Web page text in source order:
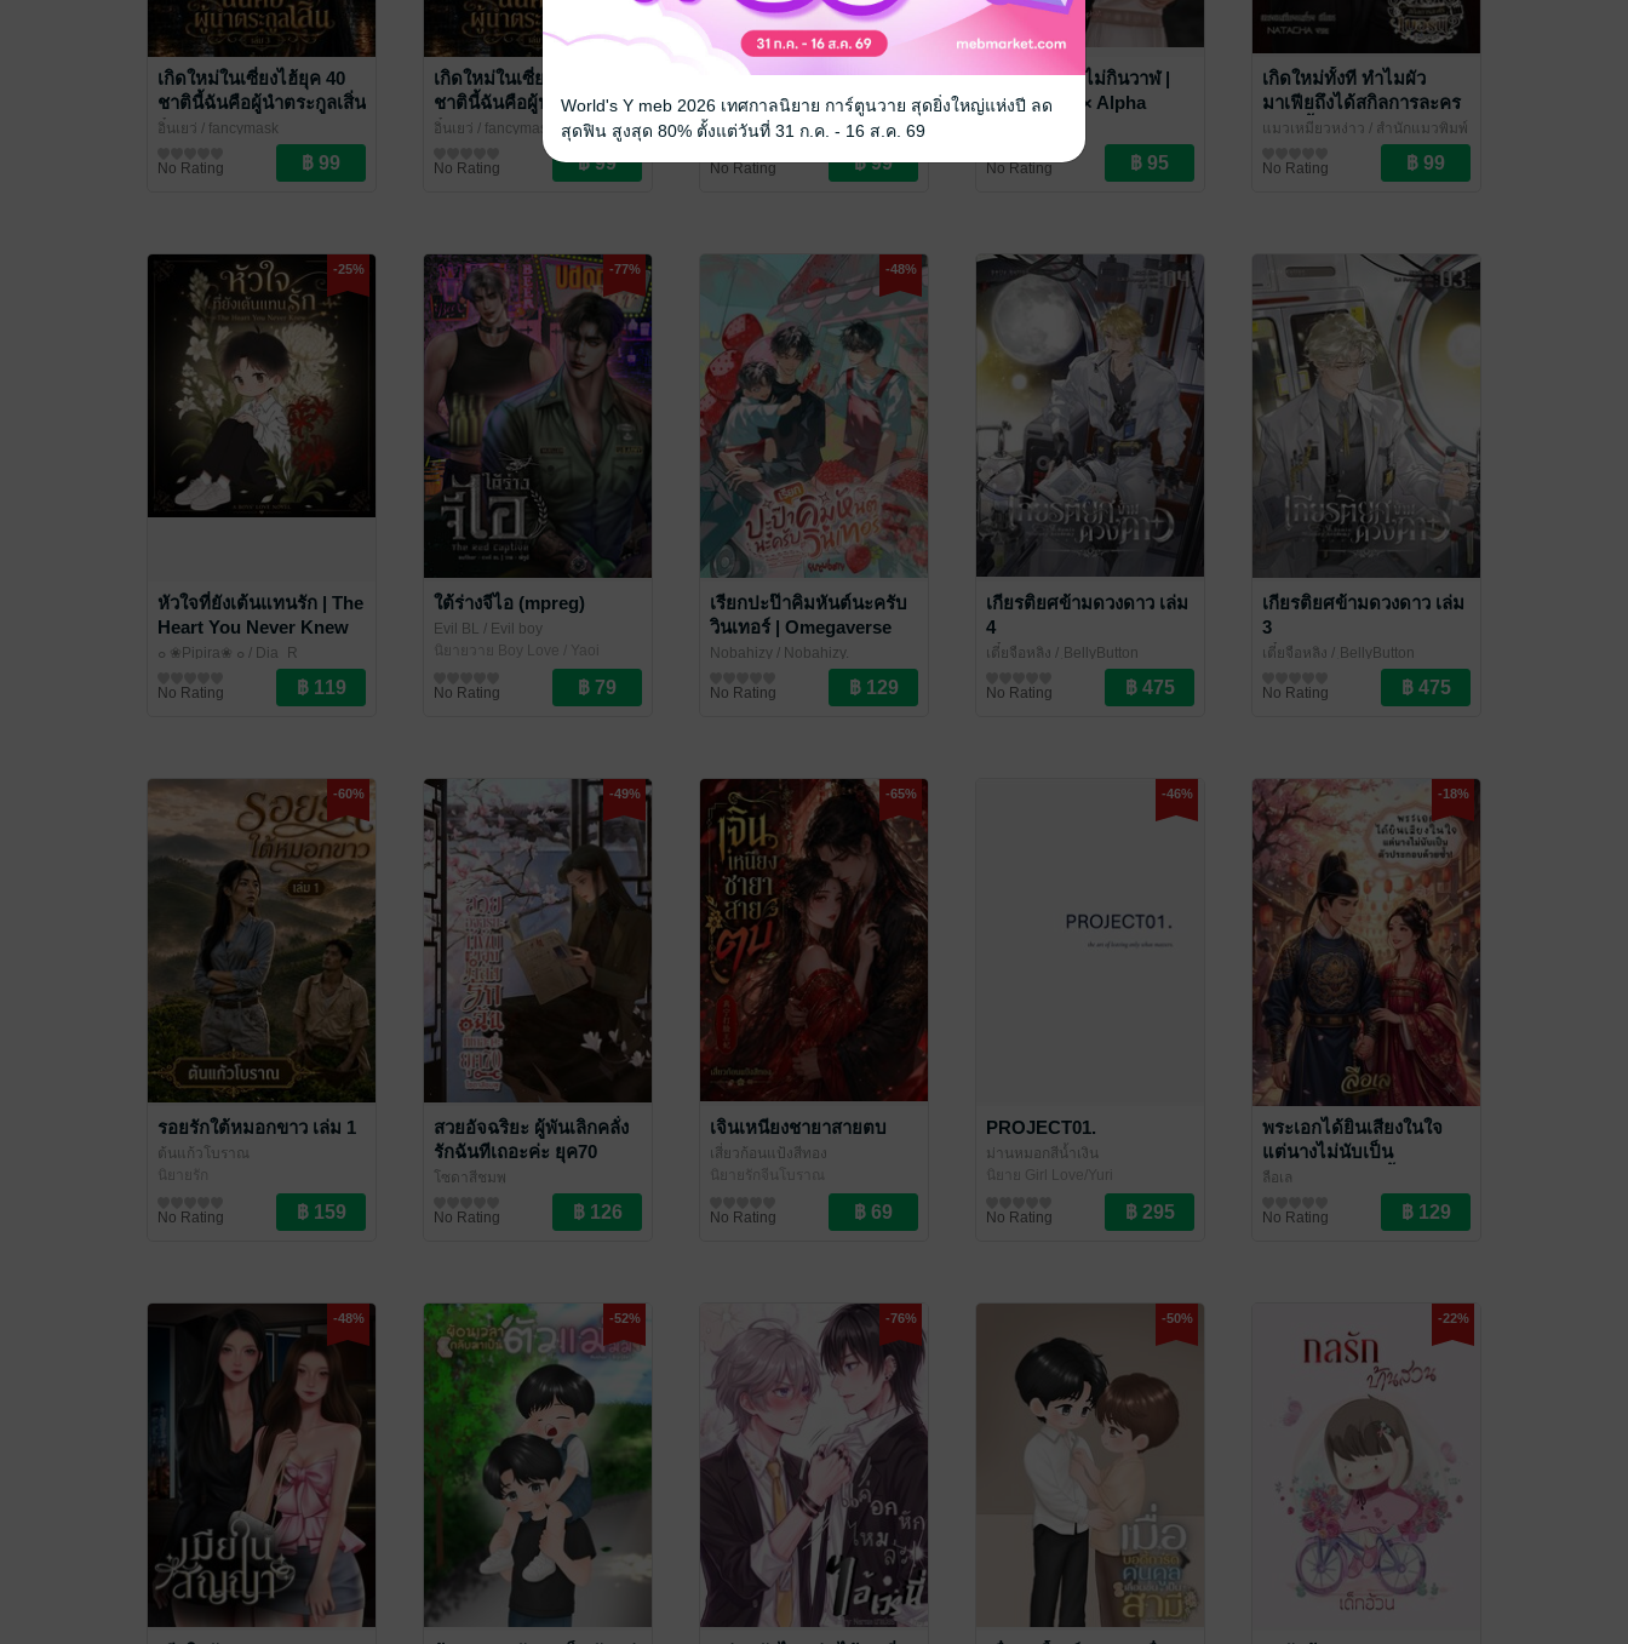
เกิดใหม่ในเซี่ยงไฮ้ยุค 40
ชาตินี้ฉันคือผู้นำตระกูลเสิ่น
เล่ม 3
อิ๋นเยว่ / fancymask
No Rating
เกิดใหม่ในเซี่ยงไฮ้ยุค 40
ชาตินี้ฉันคือผู้นำตระกูลเสิ่น
เล่ม 2
อิ๋นเยว่ / fancymask
นิยายรักจีนโบราณ
No Rating
เกิดใหม่ในเซี่ยงไฮ้ยุค 40
ชาตินี้ฉันคือผู้นำตระกูลเสิ่น
เล่ม 1
อิ๋นเยว่/ fancymask
No Rating
ไหนว่าฉลามไม่กินวาฬ |
True Alpha × Alpha
นิยายวาย Boy Love / Yaoi
No Rating
เกิดใหม่ทั้งที ทำไมผัว
มาเฟียถึงได้สกิลการละคร
เบอร์นี้?(Mpreg)
แมวเหมียวหง่าว / สำนักแมวพิมพ์
นิยายวาย Boy Love / Yaoi
No Rating
-25%
หัวใจที่ยังเต้นแทนรัก | The
Heart You Never Knew
๐ ❀Pipira❀ ๐ / Dia_R
นิยายวาย Boy Love / Yaoi
No Rating
-77%
ใต้ร่างจีไอ (mpreg)
Evil BL / Evil boy
นิยายวาย Boy Love / Yaoi
No Rating
-48%
เรียกปะป๊าคิมหันต์นะครับ
วินเทอร์ | Omegaverse
Nobahizy / Nobahizy.
นิยายวาย Boy Love / Yaoi
No Rating
เกียรติยศข้ามดวงดาว เล่ม
4
เตี๋ยจือหลิง / ฺBellyButton
นิยายวาย Boy Love / Yaoi
No Rating
เกียรติยศข้ามดวงดาว เล่ม
3
เตี๋ยจือหลิง / ฺBellyButton
นิยายวาย Boy Love / Yaoi
No Rating
-60%
รอยรักใต้หมอกขาว เล่ม 1
ต้นแก้วโบราณ
นิยายรัก
No Rating
-49%
สวยอัจฉริยะ ผู้พันเลิกคลั่ง
รักฉันทีเถอะค่ะ ยุค70
โซดาสีชมพู
No Rating
-65%
เจินเหนียงชายาสายตบ
เสี่ยวก้อนแป้งสีทอง
นิยายรักจีนโบราณ
No Rating
-46%
PROJECT01.
ม่านหมอกสีน้ำเงิน
นิยาย Girl Love/Yuri
No Rating
-18%
พระเอกได้ยินเสียงในใจ
แต่นางไม่นับเป็น
ตัวประกอบด้วยซ้ำ!
ลือเล
No Rating
-48% -52% -76% -50% -22%
World's Y meb 2026 เทศกาลนิยาย การ์ตูนวาย สุดยิ่งใหญ่แห่งปี ลด
สุดฟิน สูงสุด 80% ตั้งแต่วันที่ 31 ก.ค. - 16 ส.ค. 69